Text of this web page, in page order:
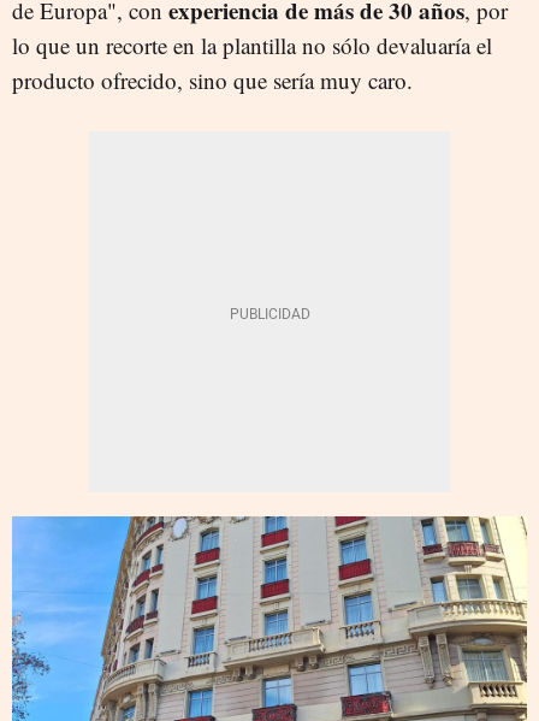
de Europa", con experiencia de más de 30 años, por
lo que un recorte en la plantilla no sólo devaluaría el
producto ofrecido, sino que sería muy caro.